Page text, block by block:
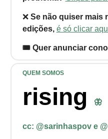
❌ Se não quiser mais
edições, é só clicar
🎟️ Quer anunciar
QUEM SOMOS
rising 🦋
cc: @sarinhaspov e